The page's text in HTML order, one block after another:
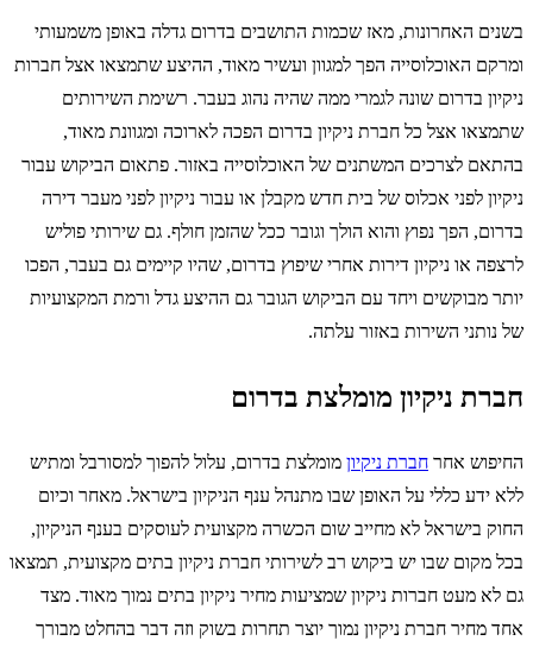
בשנים האחרונות, מאז שכמות התושבים בדרום גדלה באופן משמעותי
ומרקם האוכלוסייה הפך למגוון ועשיר מאוד, ההיצע שתמצאו אצל חברות
ניקיון בדרום שונה לגמרי ממה שהיה נהוג בעבר. רשימת השירותים
שתמצאו אצל כל חברת ניקיון בדרום הפכה לארוכה ומגוונת מאוד,
בהתאם לצרכים המשתנים של האוכלוסייה באזור. פתאום הביקוש עבור
ניקיון לפני אכלוס של בית חדש מקבלן או עבור ניקיון לפני מעבר דירה
בדרום, הפך נפוץ והוא הולך וגובר ככל שהזמן חולף. גם שירותי פוליש
לרצפה או ניקיון דירות אחרי שיפוץ בדרום, שהיו קיימים גם בעבר, הפכו
יותר מבוקשים ויחד עם הביקוש הגובר גם ההיצע גדל ורמת המקצועיות
של נותני השירות באזור עלתה.
חברת ניקיון מומלצת בדרום
החיפוש אחר חברת ניקיון מומלצת בדרום, עלול להפוך למסורבל ומתיש
ללא ידע כללי על האופן שבו מתנהל ענף הניקיון בישראל. מאחר וכיום
החוק בישראל לא מחייב שום הכשרה מקצועית לעוסקים בענף הניקיון,
בכל מקום שבו יש ביקוש רב לשירותי חברת ניקיון בתים מקצועית, תמצאו
גם לא מעט חברות ניקיון שמציעות מחיר ניקיון בתים נמוך מאוד. מצד
אחד מחיר חברת ניקיון נמוך יוצר תחרות בשוק וזה דבר בהחלט מבורך